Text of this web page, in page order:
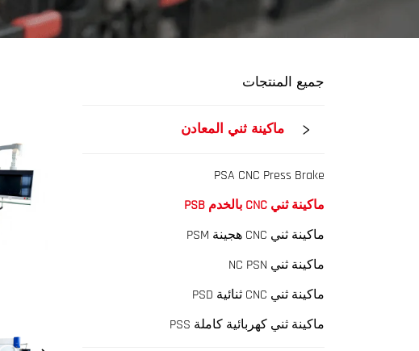
جميع المنتجات
ماكينة ثني المعادن
PSA CNC Press Brake
ماكينة ثني CNC بالخدم PSB
ماكينة ثني CNC هجينة PSM
ماكينة ثني NC PSN
ماكينة ثني CNC ثنائية PSD
ماكينة ثني كهربائية كاملة PSS